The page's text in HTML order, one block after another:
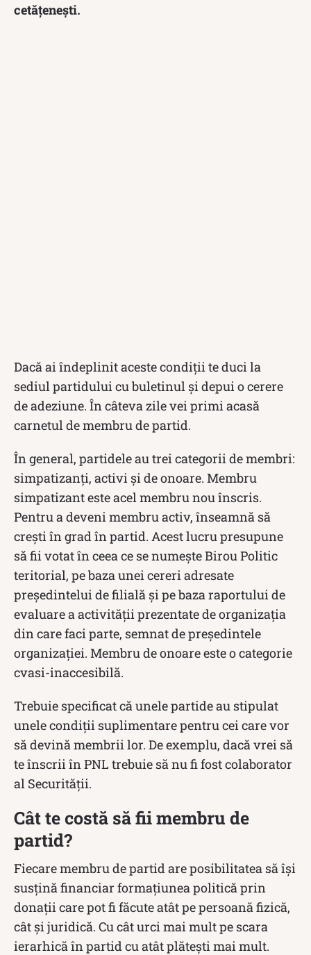
cetăţeneşti.
Dacă ai îndeplinit aceste condiții te duci la
sediul partidului cu buletinul și depui o cerere
de adeziune. În câteva zile vei primi acasă
carnetul de membru de partid.
În general, partidele au trei categorii de membri:
simpatizanţi, activi şi de onoare. Membru
simpatizant este acel membru nou înscris.
Pentru a deveni membru activ, înseamnă să
crești în grad în partid. Acest lucru presupune
să fii votat în ceea ce se numeşte Birou Politic
teritorial, pe baza unei cereri adresate
preşedintelui de filială şi pe baza raportului de
evaluare a activităţii prezentate de organizaţia
din care faci parte, semnat de preşedintele
organizaţiei. Membru de onoare este o categorie
cvasi-inaccesibilă.
Trebuie specificat că unele partide au stipulat
unele condiții suplimentare pentru cei care vor
să devină membrii lor. De exemplu, dacă vrei să
te înscrii în PNL trebuie să nu fi fost colaborator
al Securității.
Cât te costă să fii membru de
partid?
Fiecare membru de partid are posibilitatea să își
susțină financiar formațiunea politică prin
donaţii care pot fi făcute atât pe persoană fizică,
cât şi juridică. Cu cât urci mai mult pe scara
ierarhică în partid cu atât plătești mai mult.